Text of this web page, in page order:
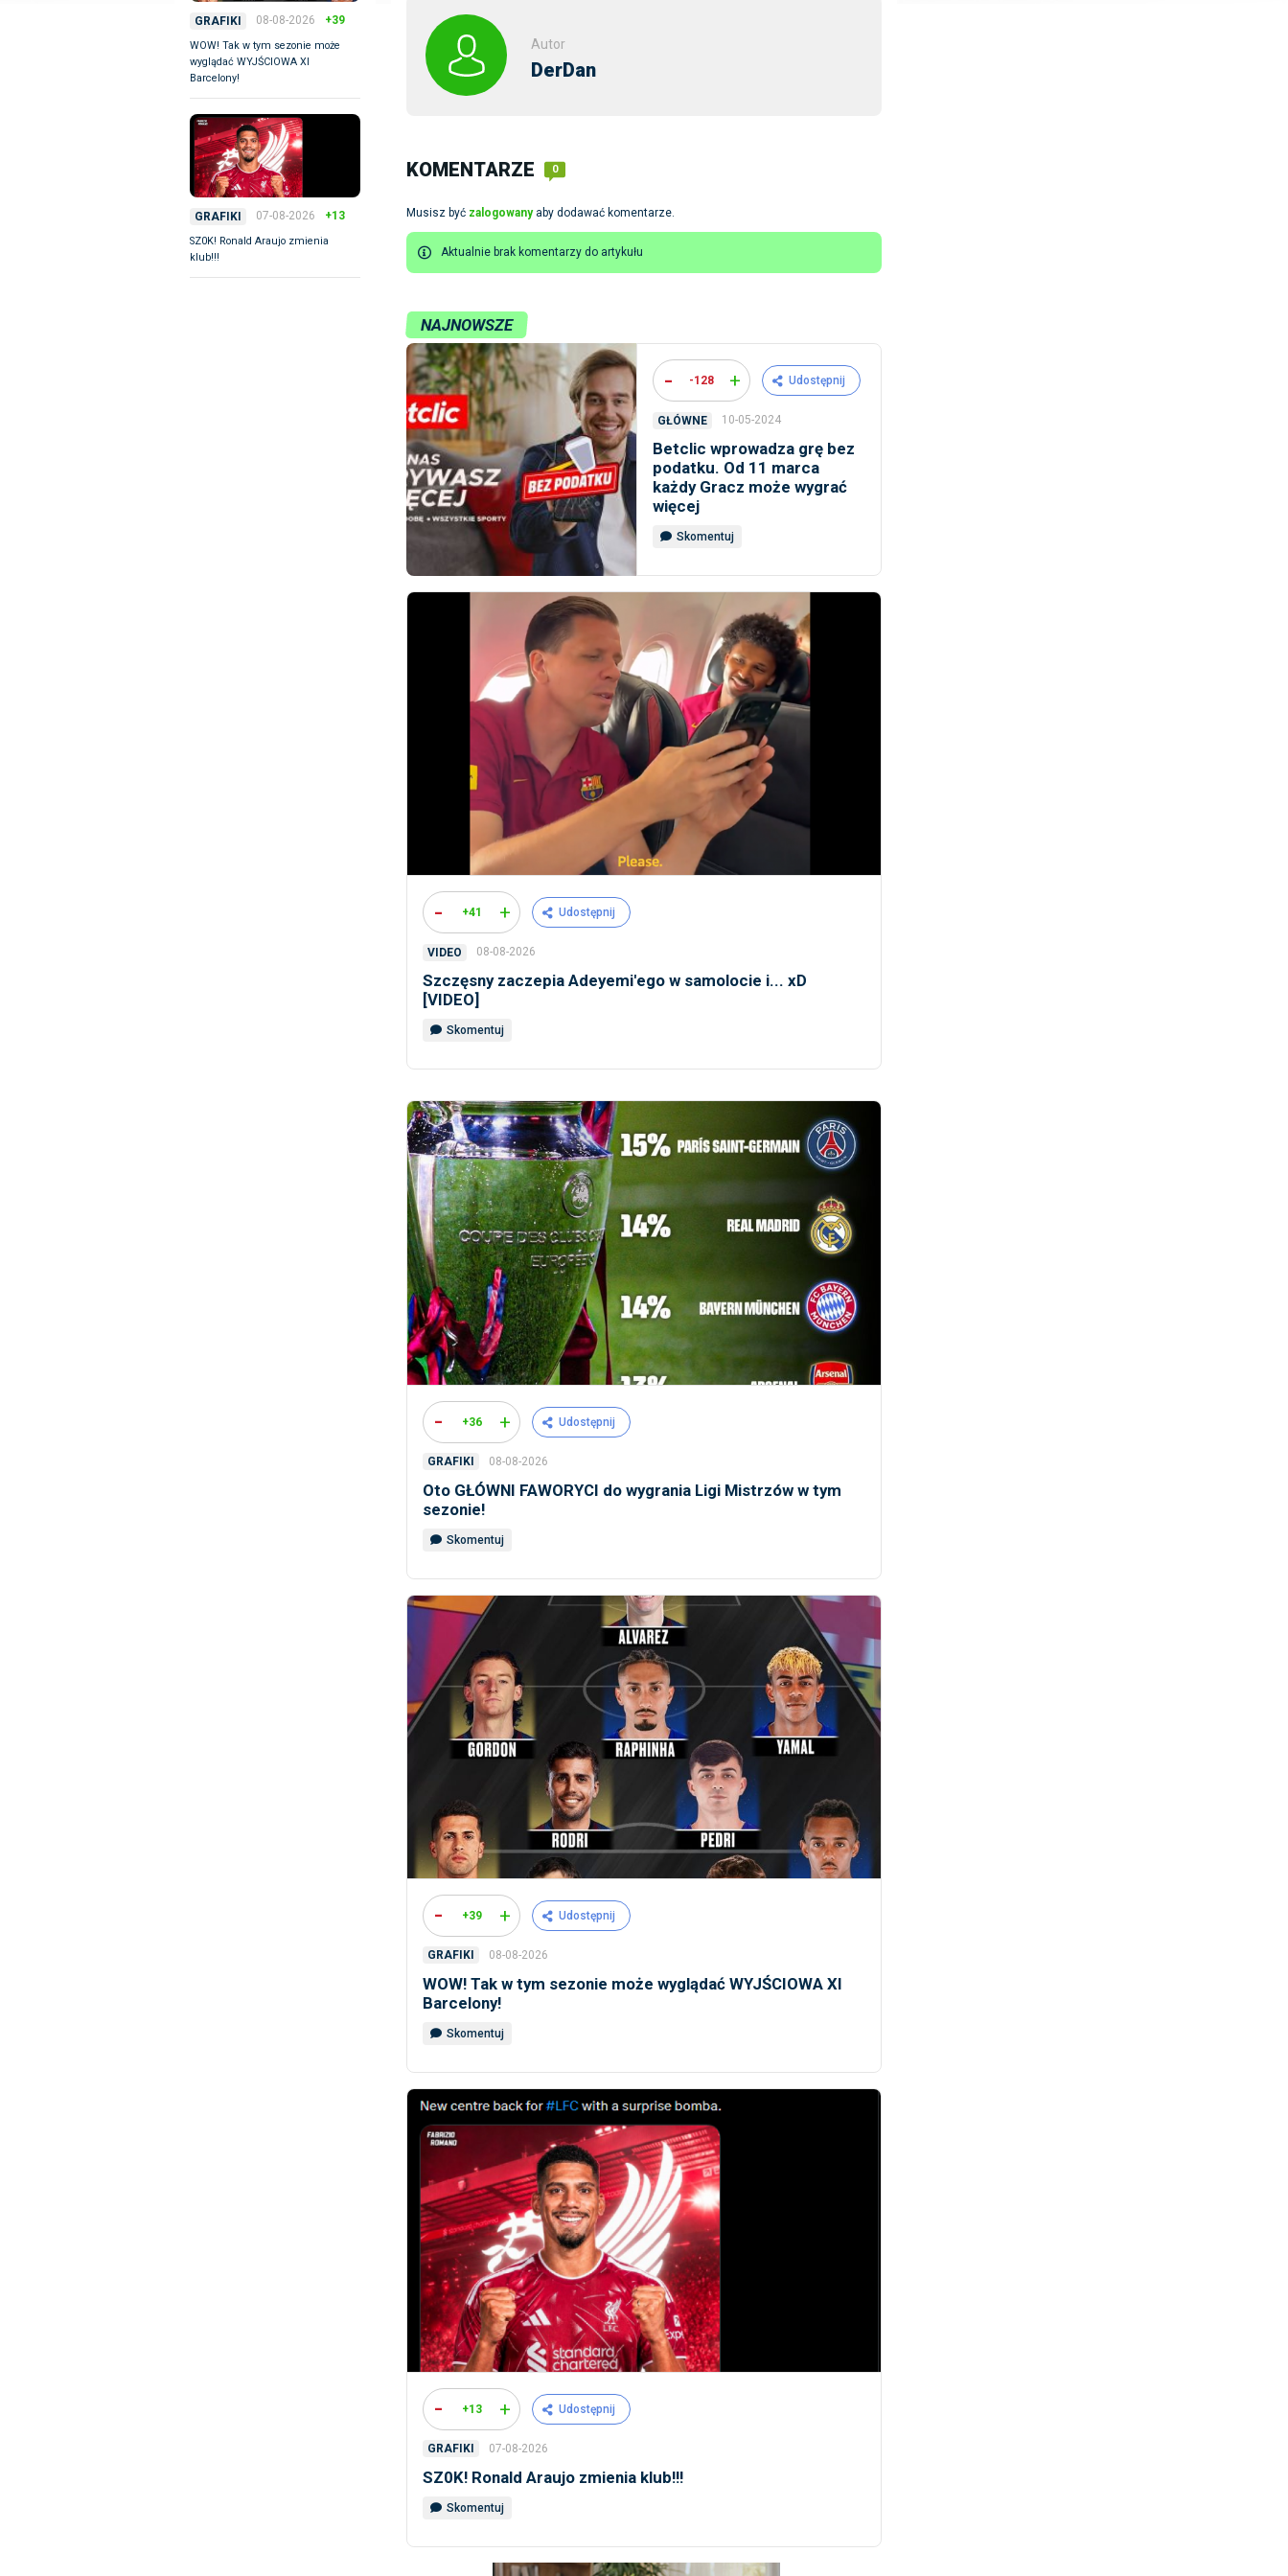
GRAFIKI 08-08-2026 +39
WOW! Tak w tym sezonie może
wyglądać WYJŚCIOWA XI
Barcelony!
GRAFIKI 07-08-2026 +13
SZ0K! Ronald Araujo zmienia
klub!!!
Autor
DerDan
KOMENTARZE 0
Musisz być zalogowanyaby dodawać komentarze.
Aktualnie brak komentarzy do artykułu
NAJNOWSZE
- -128 + Udostępnij
GŁÓWNE 10-05-2024
Betclic wprowadza grę bez
podatku. Od 11 marca
każdy Gracz może wygrać
więcej
Skomentuj
- +41 + Udostępnij
VIDEO 08-08-2026
Szczęsny zaczepia Adeyemi'ego w samolocie i... xD
[VIDEO]
Skomentuj
- +36 + Udostępnij
GRAFIKI 08-08-2026
Oto GŁÓWNI FAWORYCI do wygrania Ligi Mistrzów w tym
sezonie!
Skomentuj
- +39 + Udostępnij
GRAFIKI 08-08-2026
WOW! Tak w tym sezonie może wyglądać WYJŚCIOWA XI
Barcelony!
Skomentuj
- +13 + Udostępnij
GRAFIKI 07-08-2026
SZ0K! Ronald Araujo zmienia klub!!!
Skomentuj